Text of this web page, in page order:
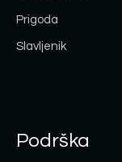
Prigoda
Slavljenik
Podrška